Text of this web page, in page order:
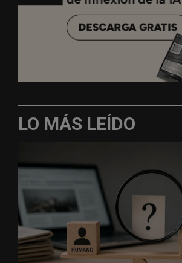
LO MÁS LEÍDO